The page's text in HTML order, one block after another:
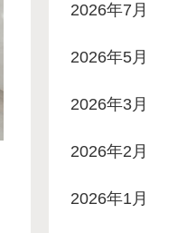
2026年7月
2026年5月
2026年3月
2026年2月
2026年1月